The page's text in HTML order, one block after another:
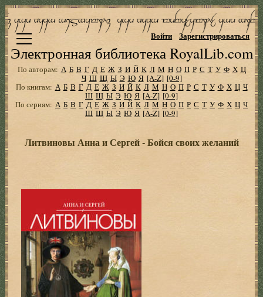
Электронная библиотека RoyalLib.com
Войти Зарегистрироваться
По авторам: А Б В Г Д Е Ж З И Й К Л М Н О П Р С Т У Ф Х Ц
Ч Ш Щ Ы Э Ю Я [A-Z] [0-9]
По книгам: А Б В Г Д Е Ж З И Й К Л М Н О П Р С Т У Ф Х Ц Ч
Ш Щ Ы Э Ю Я [A-Z] [0-9]
По сериям: А Б В Г Д Е Ж З И Й К Л М Н О П Р С Т У Ф Х Ц Ч
Ш Щ Ы Э Ю Я [A-Z] [0-9]
Литвиновы Анна и Сергей - Бойся своих желаний